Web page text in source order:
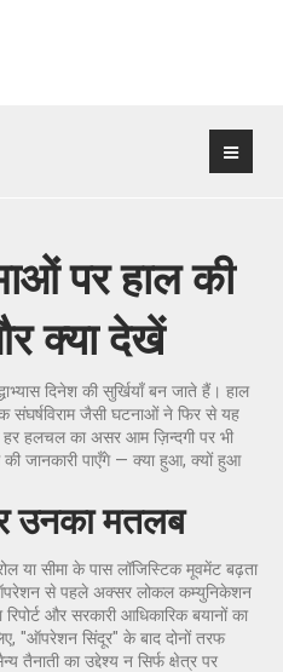
पर हाल की
क्या देखें
दिनेश की सुर्खियाँ बन जाते हैं। हाल
संघर्षविराम जैसी घटनाओं ने फिर से यह
हर हलचल का असर आम ज़िन्दगी पर भी
जानकारी पाएँगे — क्या हुआ, क्यों हुआ
उनका मतलब
या सीमा के पास लॉजिस्टिक मूवमेंट बढ़ता
से पहले अक्सर लोकल कम्युनिकेशन
और सरकारी आधिकारिक बयानों का
"ऑपरेशन सिंदूर" के बाद दोनों तरफ
का उद्देश्य न सिर्फ क्षेत्र पर